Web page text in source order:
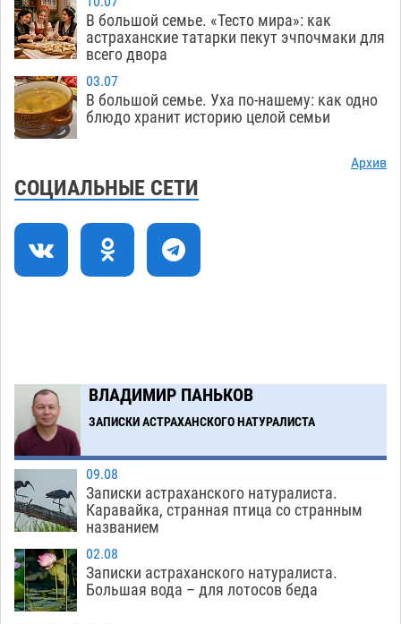
воды до двадцатого августа 09.08
10:51
Жителей Астраханской области просят
присмотреться к прохожим
09:01
Большой и Мариинский театры высадятся в
Астраханском кремле
Начало положено: астраханский «Волгарь»
одержал первую победу в сезоне
20:21
Завтра экстремальное пекло продолжит
давить на Астрахань
В большой семье. «Тесто мира»: как
астраханские татарки пекут эчпочмаки для
всего двора
03.07
В большой семье. Уха по-нашему: как одно
блюдо хранит историю целой семьи
Архив
СОЦИАЛЬНЫЕ СЕТИ
ВЛАДИМИР ПАНЬКОВ
ЗАПИСКИ АСТРАХАНСКОГО НАТУРАЛИСТА
09.08
Записки астраханского натуралиста.
Каравайка, странная птица со странным
названием
02.08
Записки астраханского натуралиста.
Большая вода – для лотосов беда